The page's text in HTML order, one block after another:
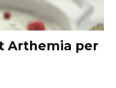
Arthemia per